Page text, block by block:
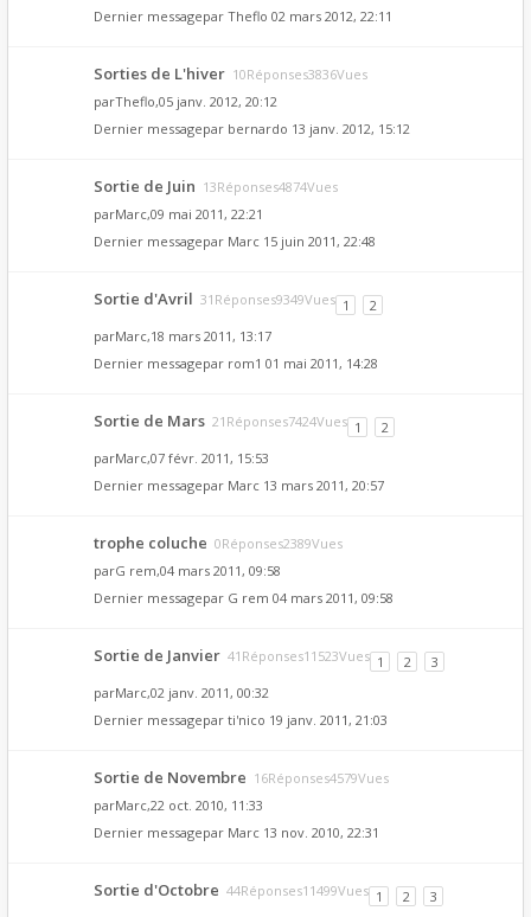
Dernier messagepar Theflo 02 mars 2012, 22:11
Sorties de L'hiver 10Réponses3836Vues
parTheflo,05 janv. 2012, 20:12
Dernier messagepar bernardo 13 janv. 2012, 15:12
Sortie de Juin 13Réponses4874Vues
parMarc,09 mai 2011, 22:21
Dernier messagepar Marc 15 juin 2011, 22:48
Sortie d'Avril 31Réponses9349Vues 1
2
parMarc,18 mars 2011, 13:17
Dernier messagepar rom1 01 mai 2011, 14:28
Sortie de Mars 21Réponses7424Vues 1
2
parMarc,07 févr. 2011, 15:53
Dernier messagepar Marc 13 mars 2011, 20:57
trophe coluche 0Réponses2389Vues
parG rem,04 mars 2011, 09:58
Dernier messagepar G rem 04 mars 2011, 09:58
Sortie de Janvier 41Réponses11523Vues 1 2
3
parMarc,02 janv. 2011, 00:32
Dernier messagepar ti'nico 19 janv. 2011, 21:03
Sortie de Novembre 16Réponses4579Vues
parMarc,22 oct. 2010, 11:33
Dernier messagepar Marc 13 nov. 2010, 22:31
Sortie d'Octobre 44Réponses11499Vues 1 2
3